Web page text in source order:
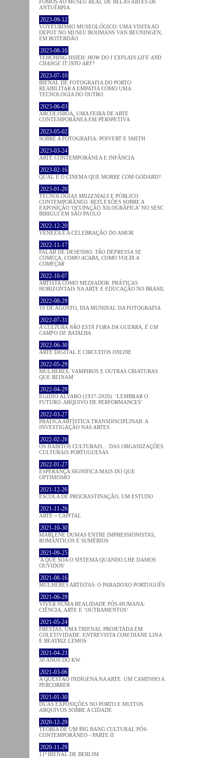
FOMOS AO MUSEU REAL DE BELAS ARTES DE
ANTUÉRPIA
2023-09-12
VOYEURISMO MUSEOLÓGICO: UMA VISITA AO
DEPOT NO MUSEU BOIJMANS VAN BEUNINGEN,
EM ROTERDÃO
2023-08-10
TEHCHING HSIEH: HOW DO I EXPLAIN LIFE AND
CHANGE IT INTO ART?
2023-07-10
BIENAL DE FOTOGRAFIA DO PORTO:
REABILITAR A EMPATIA COMO UMA
TECNOLOGIA DO OUTRO
2023-06-03
ARCOLISBOA, UMA FEIRA DE ARTE
CONTEMPORÂNEA EM PERSPETIVA
2023-05-02
SOBRE A FOTOGRAFIA: POIVERT E SMITH
2023-03-24
ARTE CONTEMPORÂNEA E INFÂNCIA
2023-02-16
QUAL É O CINEMA QUE MORRE COM GODARD?
2023-01-20
TECNOLOGIAS MILLENIALS E PÚBLICO
CONTEMPORÂNEO. REFLEXÕES SOBRE A
EXPOSIÇÃO 'OCUPAÇÃO XILOGRÁFICA' NO SESC
BIRIGUI EM SÃO PAULO
2022-12-20
VENEZA E A CELEBRAÇÃO DO AMOR
2022-11-17
FALAR DE DESENHO: TÃO DEPRESSA SE
COMEÇA, COMO ACABA, COMO VOLTA A
COMEÇAR
2022-10-07
ARTISTA COMO MEDIADOR. PRÁTICAS
HORIZONTAIS NA ARTE E EDUCAÇÃO NO BRASIL
2022-08-29
19 DE AGOSTO, DIA MUNDIAL DA FOTOGRAFIA
2022-07-31
A CULTURA NÃO ESTÁ FORA DA GUERRA, É UM
CAMPO DE BATALHA
2022-06-30
ARTE DIGITAL E CIRCUITOS ONLINE
2022-05-29
MULHERES, VAMPIROS E OUTRAS CRIATURAS
QUE REINAM
2022-04-29
EGÍDIO ÁLVARO (1937-2020). ‘LEMBRAR O
FUTURO: ARQUIVO DE PERFORMANCES’
2022-03-27
PRATICA ARTÍSTICA TRANSDISCIPLINAR: A
INVESTIGAÇÃO NAS ARTES
2022-02-26
OS HÁBITOS CULTURAIS… DAS ORGANIZAÇÕES
CULTURAIS PORTUGUESAS
2022-01-27
ESPERANÇA SIGNIFICA MAIS DO QUE
OPTIMISMO
2021-12-26
ESCOLA DE PROCRASTINAÇÃO, UM ESTUDO
2021-11-26
ARTE = CAPITAL
2021-10-30
MARLENE DUMAS ENTRE IMPRESSIONISTAS,
ROMÂNTICOS E SUMÉRIOS
2021-09-25
'A QUE SOA O SISTEMA QUANDO LHE DAMOS
OUVIDOS'
2021-08-16
MULHERES ARTISTAS: O PARADOXO PORTUGUÊS
2021-06-29
VIVER NUMA REALIDADE PÓS-HUMANA:
CIÊNCIA, ARTE E ‘OUTRAMENTOS’
2021-05-24
FRESTAS, UMA TRIENAL PROJETADA EM
COLETIVIDADE. ENTREVISTA COM DIANE LINA
E BEATRIZ LEMOS
2021-04-23
30 ANOS DO KW
2021-03-06
A QUESTÃO INDÍGENA NA ARTE. UM CAMINHO A
PERCORRER
2021-01-30
DUAS EXPOSIÇÕES NO PORTO E MUITOS
ARQUIVOS SOBRE A CIDADE
2020-12-29
TEORIA DE UM BIG BANG CULTURAL PÓS-
CONTEMPORÂNEO - PARTE II
2020-11-29
11ª BIENAL DE BERLIM